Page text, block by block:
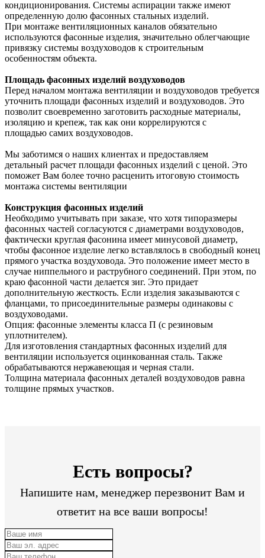
кондиционирования. Системы аспирации также имеют
определенную долю фасонных стальных изделий.
При монтаже вентиляционных каналов обязательно
используются фасонные изделия, значительно облегчающие
привязку системы воздуховодов к строительным
особенностям объекта.
Площадь фасонных изделий воздуховодов
Перед началом монтажа вентиляции и воздуховодов требуется
уточнить площади фасонных изделий и воздуховодов. Это
позволит своевременно заготовить расходные материалы,
изоляцию и крепеж, так как они коррелируются с
площадью самих воздуховодов.
Мы заботимся о наших клиентах и предоставляем
детальный расчет площади фасонных изделий с ценой. Это
поможет Вам более точно расценить итоговую стоимость
монтажа системы вентиляции
Конструкция фасонных изделий
Необходимо учитывать при заказе, что хотя типоразмеры
фасонных частей согласуются с диаметрами воздуховодов,
фактически круглая фасонина имеет минусовой диаметр,
чтобы фасонное изделие легко вставлялось в свободный конец
прямого участка воздуховода. Это положение имеет место в
случае ниппельного и раструбного соединений. При этом, по
краю фасонной части делается зиг. Это придает
дополнительную жесткость. Если изделия заказываются с
фланцами, то присоединительные размеры одинаковы с
воздуховодами.
Опция: фасонные элементы класса П (с резиновым
уплотнителем).
Для изготовления стандартных фасонных изделий для
вентиляции используется оцинкованная сталь. Также
обрабатываются нержавеющая и черная стали.
Толщина материала фасонных деталей воздуховодов равна
толщине прямых участков.
Есть вопросы?
Напишите нам, менеджер перезвонит Вам и
ответит на все ваши вопросы!